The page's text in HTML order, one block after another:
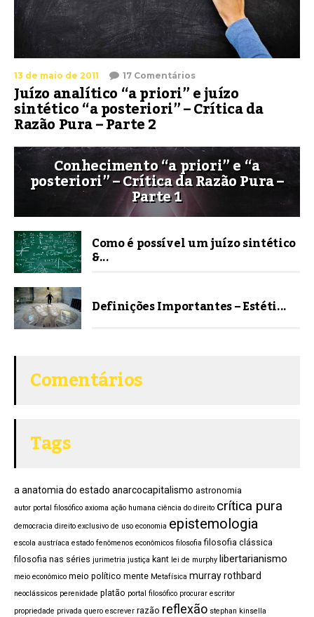
13 de maio de 2011 17 Comentários
Juízo analítico “a priori” e juízo
sintético “a posteriori” – Crítica da
Razão Pura – Parte 2
Conhecimento “a priori” e “a
posteriori” – Crítica da Razão Pura –
Parte 1
Como é possível um juízo sintético
&...
Definições Importantes – Estéti...
Comentários
Tags
a anatomia do estado anarcocapitalismo astronomia
autor portal filosófico axioma ação humana ciência do direito crítica pura
democracia direito exclusivo de uso economia epistemologia
escola austríaca estado fenômenos econômicos filosofia filosofia clássica
filosofia nas séries jurimetria justiça kant lei de murphy libertarianismo
meio econômico meio político mente Metafísica murray rothbard
neoclássicos perenidade platão portal filosófico procurar escritor
propriedade privada quero escrever razão reflexão stephan kinsella